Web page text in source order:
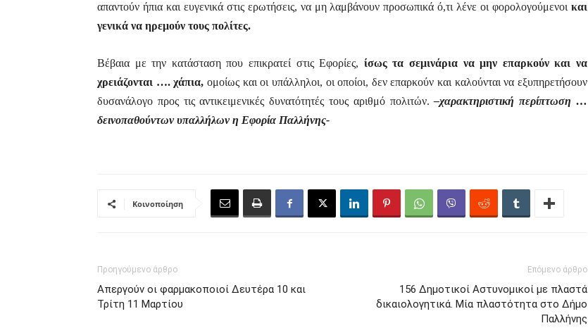
απαντούν ήπια και ευγενικά στις ερωτήσεις, να μη λαμβάνουν προσωπικά ό,τι λένε οι φορολογούμενοι και
γενικά να ηρεμούν τους πολίτες.
Βέβαια με την κατάσταση που επικρατεί στις Εφορίες, ίσως τα σεμινάρια να μην επαρκούν και να
χρειάζονται …. χάπια, ομοίως και οι υπάλληλοι, οι οποίοι, δεν επαρκούν και καλούνται να εξυπηρετήσουν
δυσανάλογο προς τις αντικειμενικές δυνατότητές τους αριθμό πολιτών.–χαρακτηριστική περίπτωση …
δεινοπαθούντων υπαλλήλων η Εφορία Παλλήνης-
Κοινοποίηση
Προηγούμενο άρθρο
Απεργούν οι φαρμακοποιοί Δευτέρα 10 και
Τρίτη 11 Μαρτίου
Επόμενο άρθρο
156 Δημοτικοί Αστυνομικοί με πλαστά
δικαιολογητικά. Μία πλαστότητα στο Δήμο
Παλλήνης